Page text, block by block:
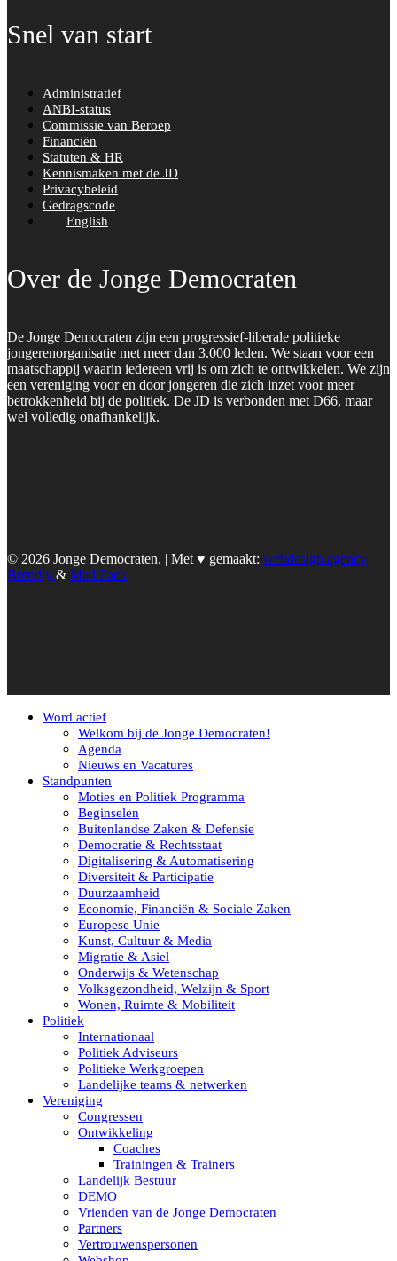
Snel van start
Administratief
ANBI-status
Commissie van Beroep
Financiën
Statuten & HR
Kennismaken met de JD
Privacybeleid
Gedragscode
English
Over de Jonge Democraten
De Jonge Democraten zijn een progressief-liberale politieke
jongerenorganisatie met meer dan 3.000 leden. We staan voor een
maatschappij waarin iedereen vrij is om zich te ontwikkelen. We zijn
een vereniging voor en door jongeren die zich inzet voor meer
betrokkenheid bij de politiek. De JD is verbonden met D66, maar
wel volledig onafhankelijk.
© 2026 Jonge Democraten. | Met ♥︎ gemaakt: webdesign agency
Brendly & Mad Pack
Word actief
Welkom bij de Jonge Democraten!
Agenda
Nieuws en Vacatures
Standpunten
Moties en Politiek Programma
Beginselen
Buitenlandse Zaken & Defensie
Democratie & Rechtsstaat
Digitalisering & Automatisering
Diversiteit & Participatie
Duurzaamheid
Economie, Financiën & Sociale Zaken
Europese Unie
Kunst, Cultuur & Media
Migratie & Asiel
Onderwijs & Wetenschap
Volksgezondheid, Welzijn & Sport
Wonen, Ruimte & Mobiliteit
Politiek
Internationaal
Politiek Adviseurs
Politieke Werkgroepen
Landelijke teams & netwerken
Vereniging
Congressen
Ontwikkeling
Coaches
Trainingen & Trainers
Landelijk Bestuur
DEMO
Vrienden van de Jonge Democraten
Partners
Vertrouwenspersonen